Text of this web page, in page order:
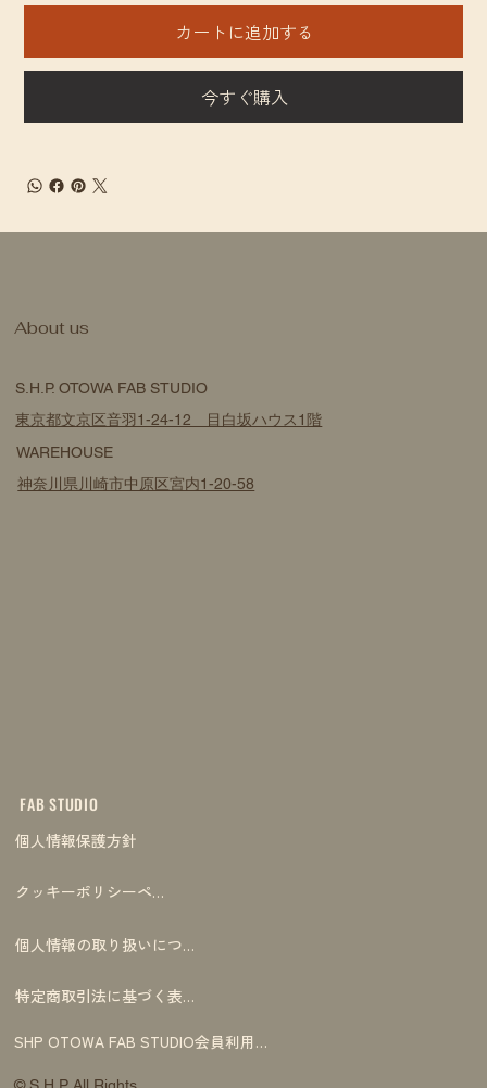
カートに追加する
今すぐ購入
FAB STUDIO
個人情報保護方針
クッキーポリシーページ
個人情報の取り扱いについて
特定商取引法に基づく表記
SHP OTOWA FAB STUDIO会員利用規約
© S.H.P. All Rights
S.H.P. OTOWA FAB STUDIO
東京都文京区音羽1-24-12 目白坂ハウス1階
WAREHOUSE
神奈川県川崎市中原区宮内1-20-58
​About us